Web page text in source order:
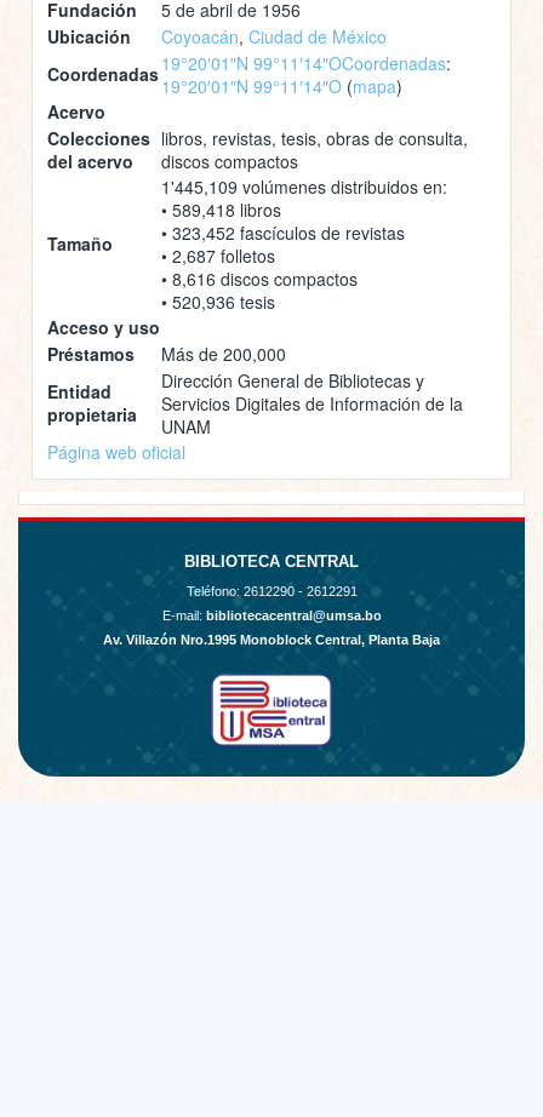
Fundación
5 de abril de 1956
Ubicación
Coyoacán, Ciudad de México
Coordenadas19°20′01″N 99°11′14″OCoordenadas:
19°20′01″N 99°11′14″O (mapa)
Acervo
Colecciones
del acervo
libros, revistas, tesis, obras de consulta,
discos compactos
Tamaño
1'445,109 volúmenes distribuidos en:
• 589,418 libros
• 323,452 fascículos de revistas
• 2,687 folletos
• 8,616 discos compactos
• 520,936 tesis
Acceso y uso
Préstamos
Más de 200,000
Entidad
propietaria
Dirección General de Bibliotecas y
Servicios Digitales de Información de la
UNAM
Página web oficial
BIBLIOTECA CENTRAL
Teléfono: 2612290 - 2612291
E-mail: bibliotecacentral@umsa.bo
Av. Villazón Nro.1995 Monoblock Central, Planta Baja